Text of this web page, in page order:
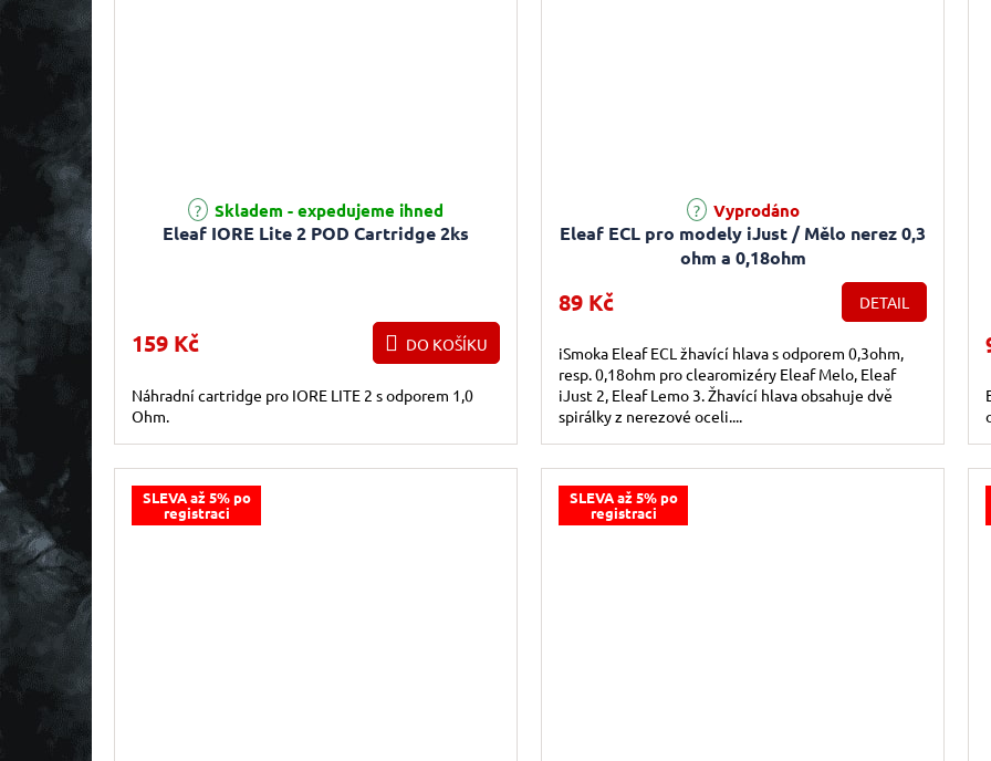
Eleaf IORE Lite 2 POD Cartridge 2ks
Průměrné hodnocení produktu je 4,8 z 5 hvězdiček.
Skladem - expedujeme ihned
159 Kč DO KOŠÍKU
Náhradní cartridge pro IORE LITE 2 s odporem 1,0
Ohm.
Eleaf ECL pro modely iJust / Mělo nerez 0,3
ohm a 0,18ohm
Vyprodáno
89 Kč DETAIL
iSmoka Eleaf ECL žhavící hlava s odporem 0,3ohm,
resp. 0,18ohm pro clearomizéry Eleaf Melo, Eleaf
iJust 2, Eleaf Lemo 3. Žhavící hlava obsahuje dvě
spirálky z nerezové oceli....
SLEVA až 5% po
registraci
SLEVA až 5% po
registraci